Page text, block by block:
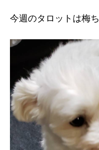
今週のタロットは梅